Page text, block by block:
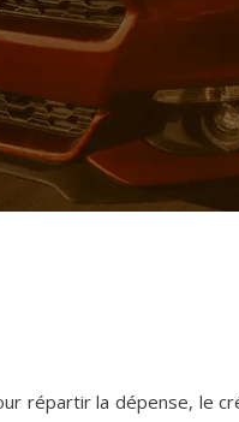
répartir la dépense,